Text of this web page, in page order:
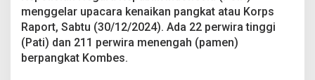
n
2
1
1
menggelar upacara kenaikan pangkat atau Korps
Raport, Sabtu (30/12/2024). Ada 22 perwira tinggi
(Pati) dan 211 perwira menengah (pamen)
berpangkat Kombes.